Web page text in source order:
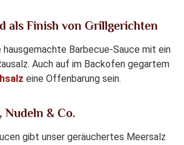
als Finish von Grillgerichten
hausgemachte Barbecue-Sauce mit ein
Auch auf im Backofen gegartem
eine Offenbarung sein.
& Co.
gibt unser geräuchertes Meersalz